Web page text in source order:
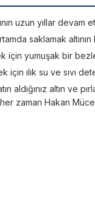
uzun yıllar
saklamak altının
için yumuşak bir
için ılık su ve sıvı
aldığınız altın ve
zaman Hakan